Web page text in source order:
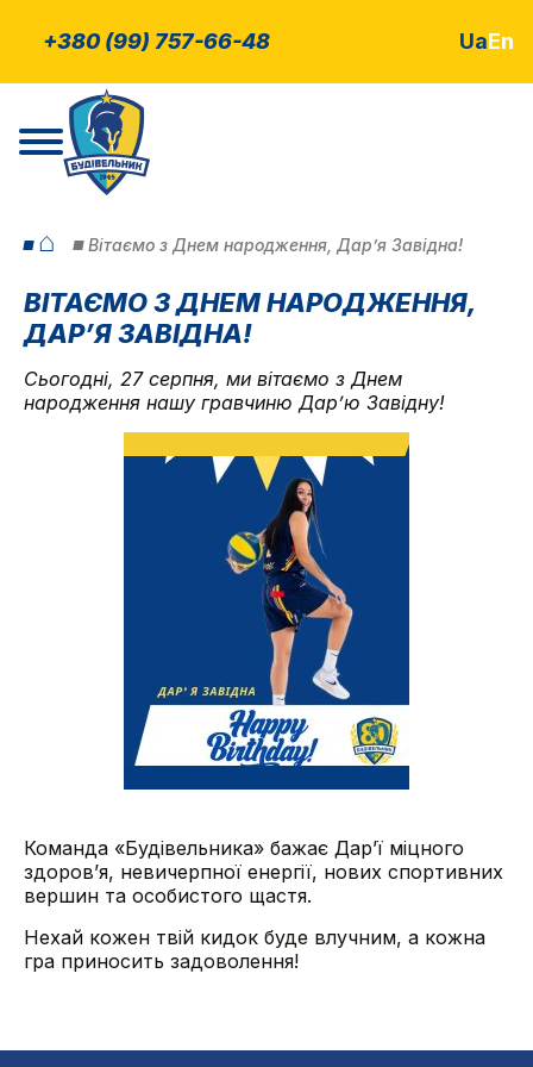
+380 (99) 757-66-48 UaEn
⌂ Вітаємо з Днем народження, Дар’я Завідна!
ВІТАЄМО З ДНЕМ НАРОДЖЕННЯ,
ДАР’Я ЗАВІДНА!
Сьогодні, 27 серпня, ми вітаємо з Днем
народження нашу гравчиню Дар’ю Завідну!
Команда «Будівельника» бажає Дар’ї міцного
здоров’я, невичерпної енергії, нових спортивних
вершин та особистого щастя.
Нехай кожен твій кидок буде влучним, а кожна
гра приносить задоволення!